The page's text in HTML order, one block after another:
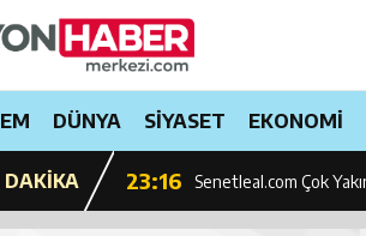
DÜNYA SİYASET EKONOMİ
DAKİKA
22:18 Afyon OSB’de
21:25 Afyonkarahisar’da Can
23:16 Senetleal.com Çok